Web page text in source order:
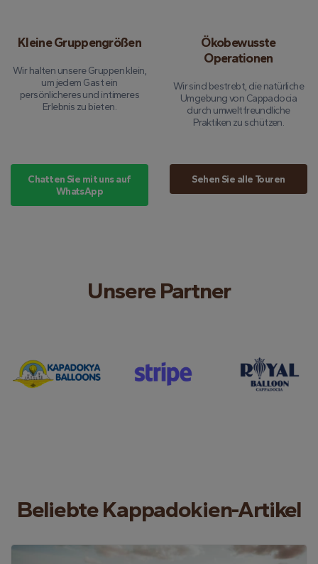
Kleine Gruppengrößen
Wir halten unsere Gruppen klein,
um jedem Gast ein
persönlicheres und intimeres
Erlebnis zu bieten.
Ökobewusste
Operationen
Wir sind bestrebt, die natürliche
Umgebung von Cappadocia
durch umweltfreundliche
Praktiken zu schützen.
Chatten Sie mit uns auf
WhatsApp
Sehen Sie alle Touren
Unsere Partner
Beliebte Kappadokien-Artikel